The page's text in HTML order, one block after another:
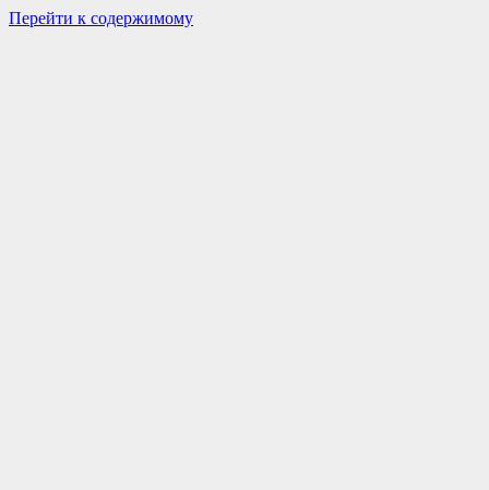
Перейти к содержимому